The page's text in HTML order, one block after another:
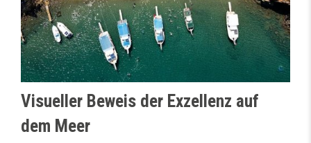
Visueller Beweis der Exzellenz auf
dem Meer